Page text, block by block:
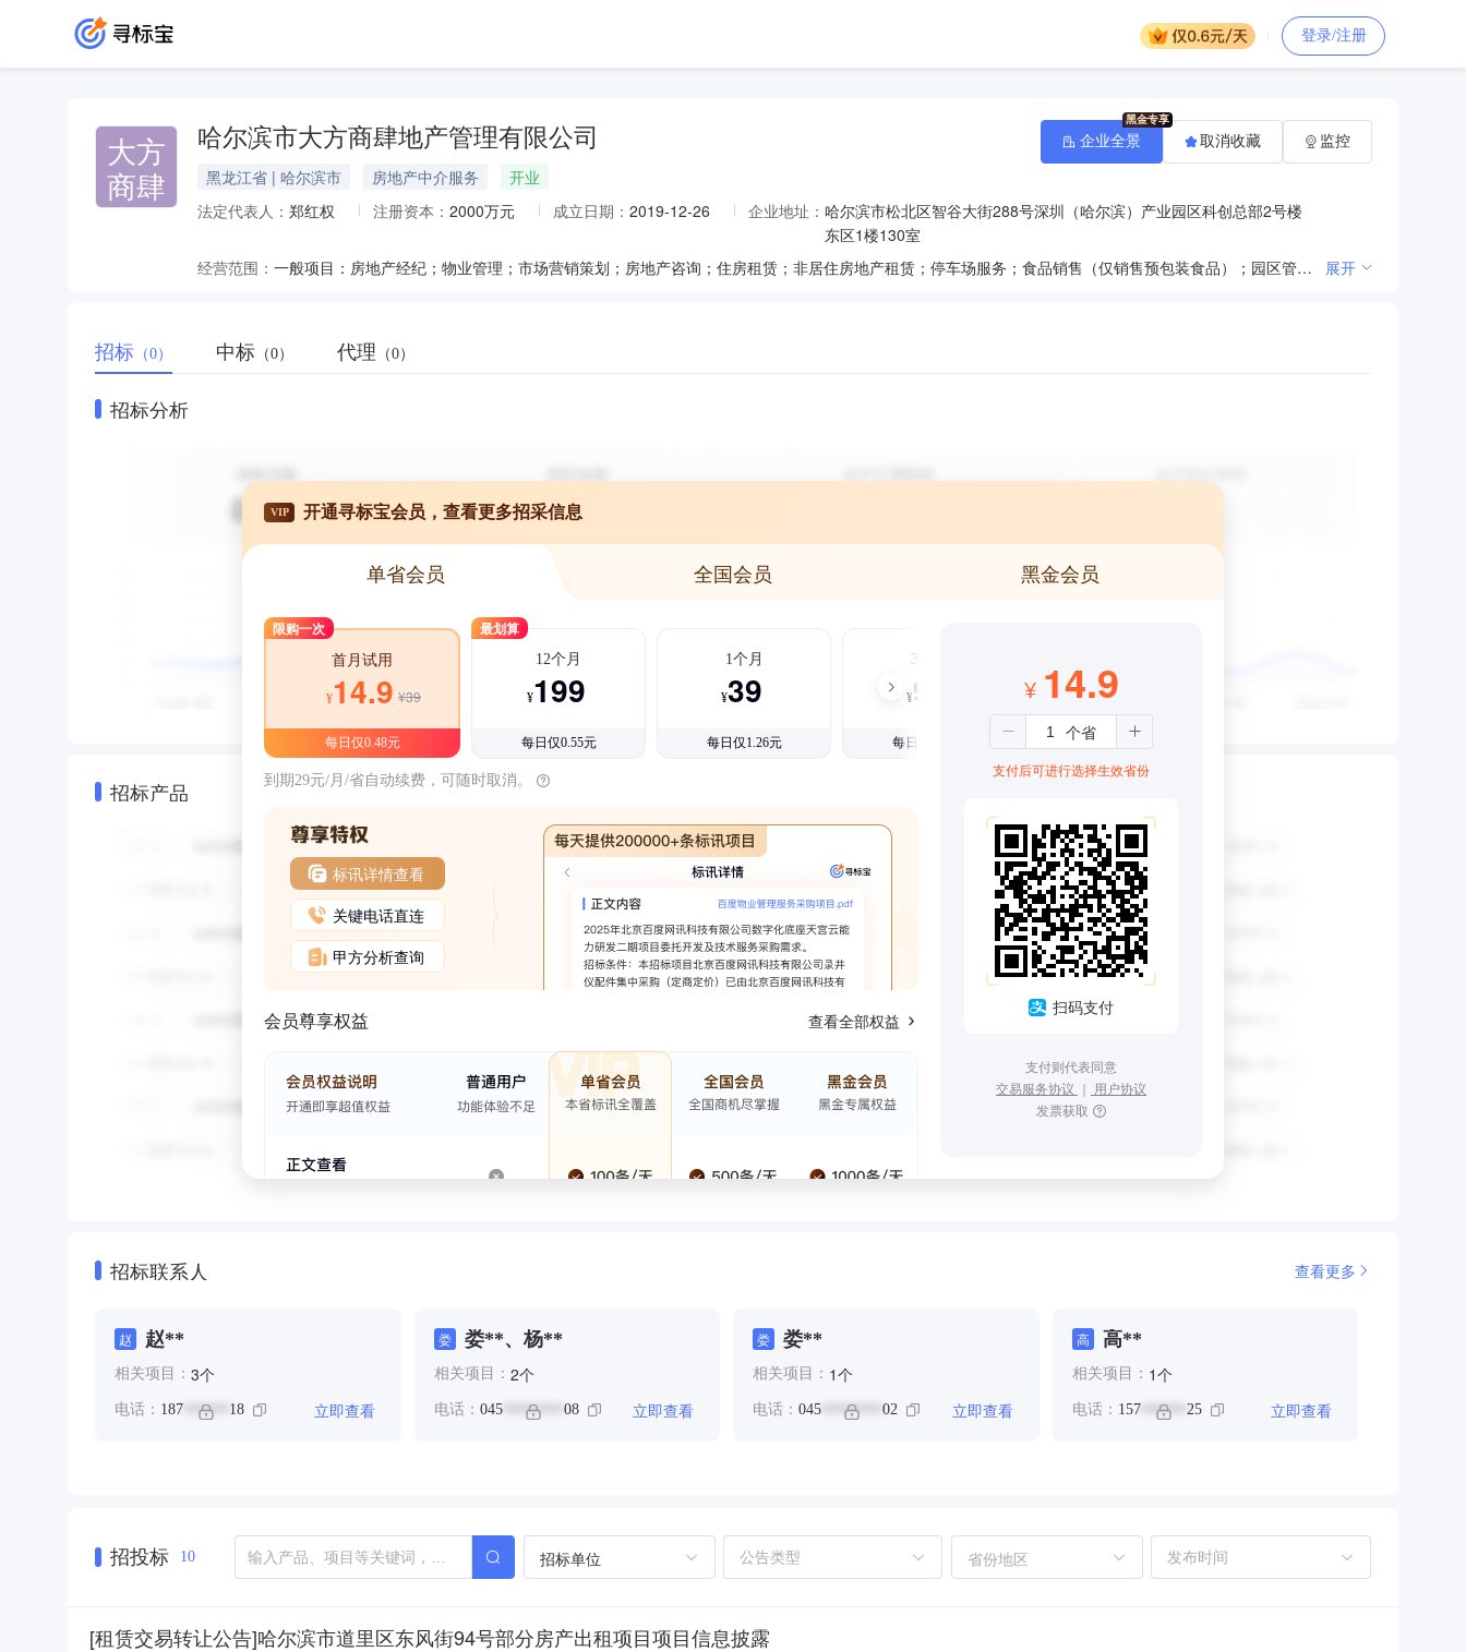
登录/注册
大方
商肆
哈尔滨市大方商肆地产管理有限公司
黑龙江省 | 哈尔滨市 房地产中介服务
开业
法定代表人： 郑红权 注册资本： 2000万元 成立日期： 2019-12-26 企业地址： 哈尔滨市松北区智谷大街288号深圳（哈尔滨）产业园区科创总部2号楼
东区1楼130室
经营范围：
一般项目：房地产经纪；物业管理；市场营销策划；房地产咨询；住房租赁；非居住房地产租赁；停车场服务；食品销售（仅销售预包装食品）；园区管理服务。许可项目：住宿服务。 展开
企业全景 取消收藏 监控
招标 （0） 中标 （0） 代理 （0）
招标分析
招标产品
VIP 开通寻标宝会员，查看更多招采信息
单省会员 全国会员 黑金会员
限购一次
首月试用
¥14.9 ¥39
每日仅0.48元
最划算
12个月
¥199
每日仅0.55元
1个月
¥39
每日仅1.26元
3个月
¥99
每日仅1.08元
到期29元/月/省自动续费，可随时取消。
标讯详情查看
关键电话直连
甲方分析查询
会员尊享权益 查看全部权益
¥ 14.9
支付后可进行选择生效省份
扫码支付
支付则代表同意
交易服务协议 ｜ 用户协议
发票获取
招标联系人 查看更多
赵 赵**
相关项目： 3个
电话： 187 ****** 18 立即查看
娄 娄**、杨**
相关项目： 2个
电话： 045******** 08 立即查看
娄 娄**
相关项目： 1个
电话： 045 ******** 02 立即查看
高 高**
相关项目： 1个
电话： 157 ****** 25 立即查看
招投标 10 招标单位 省份地区
[租赁交易转让公告]哈尔滨市道里区东风街94号部分房产出租项目项目信息披露